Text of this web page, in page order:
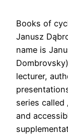
Books of
Janusz
name is
lecturer,
series called
and